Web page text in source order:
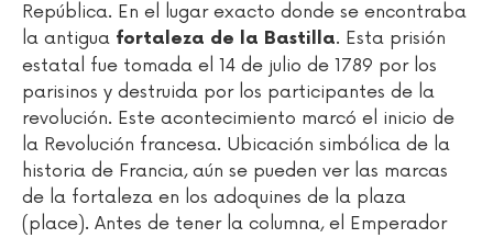
República. En el lugar exacto donde se encontraba
la antigua fortaleza de la Bastilla. Esta prisión
estatal fue tomada el 14 de julio de 1789 por los
parisinos y destruida por los participantes de la
revolución. Este acontecimiento marcó el inicio de
la Revolución francesa. Ubicación simbólica de la
historia de Francia, aún se pueden ver las marcas
de la fortaleza en los adoquines de la plaza
(place). Antes de tener la columna, el Emperador